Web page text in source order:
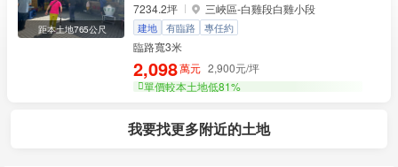
距本土地765公尺
7234.2坪 三峽區-白雞段白雞小段
建地 有臨路 專任約
臨路寬3米
2,098萬元 2,900元/坪
單價較本土地低81%
我要找更多附近的土地